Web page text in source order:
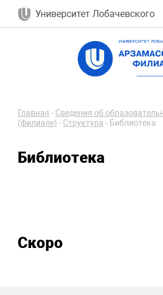
Университет Лобачевского
Главная - Сведения об
(филиале) - Структура - Библиотека
Библиотека
Скоро